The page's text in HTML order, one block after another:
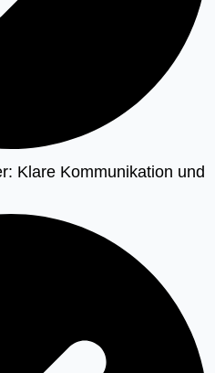
Klare Kommunikation und